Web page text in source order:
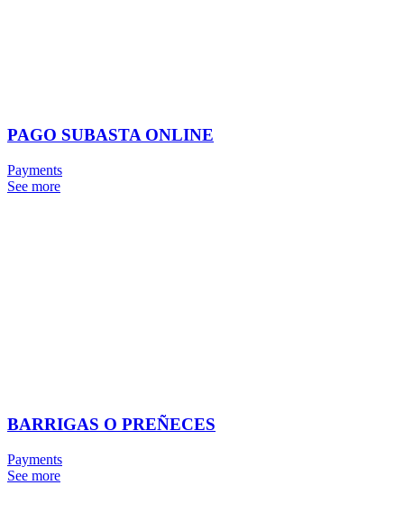
PAGO SUBASTA ONLINE
Payments
See more
BARRIGAS O PREÑECES
Payments
See more